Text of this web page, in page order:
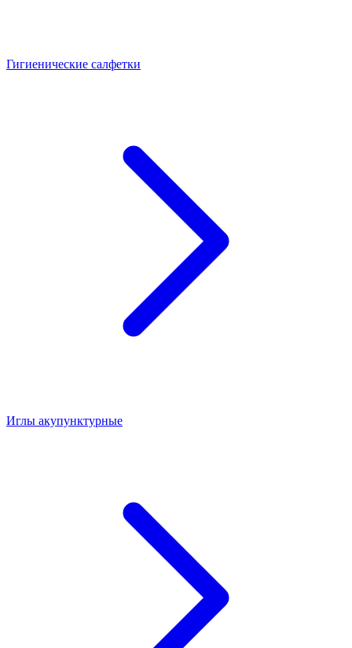
Гигиенические салфетки
Иглы акупунктурные